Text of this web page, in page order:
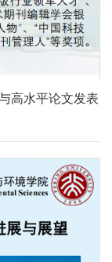
高水平论文发表